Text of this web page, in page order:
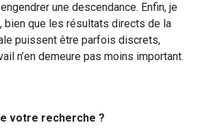
une descendance. Enfin, je
bien que les résultats directs de la
puissent être parfois discrets,
n’en demeure pas moins important.
votre recherche ?